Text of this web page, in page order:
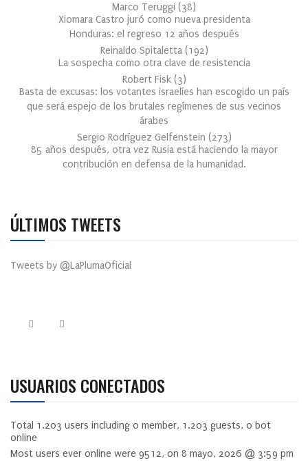
Marco Teruggi (38)
Xiomara Castro juró como nueva presidenta
Honduras: el regreso 12 años después
Reinaldo Spitaletta (192)
La sospecha como otra clave de resistencia
Robert Fisk (3)
Basta de excusas: los votantes israelíes han escogido un país
que será espejo de los brutales regímenes de sus vecinos
árabes
Sergio Rodríguez Gelfenstein (273)
85 años después, otra vez Rusia está haciendo la mayor
contribución en defensa de la humanidad.
ÚLTIMOS TWEETS
Tweets by @LaPlumaOficial
USUARIOS CONECTADOS
Total 1.203 users including 0 member, 1.203 guests, 0 bot
online
Most users ever online were 9512, on 8 mayo, 2026 @ 3:59 pm